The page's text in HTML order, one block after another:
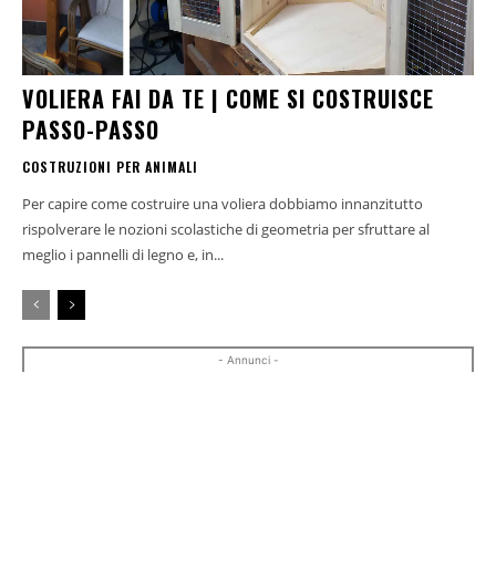
VOLIERA FAI DA TE | COME SI COSTRUISCE
PASSO-PASSO
COSTRUZIONI PER ANIMALI
Per capire come costruire una voliera dobbiamo innanzitutto
rispolverare le nozioni scolastiche di geometria per sfruttare al
meglio i pannelli di legno e, in...
- Annunci -